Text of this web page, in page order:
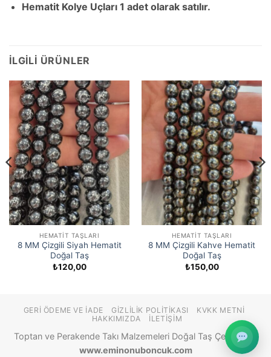
Hematit Kolye Uçları 1 adet olarak satılır.
İLGILI ÜRÜNLER
HEMATIT TAŞLARI
8 MM Çizgili Siyah Hematit
Doğal Taş
₺120,00
HEMATIT TAŞLARI
8 MM Çizgili Kahve Hematit
Doğal Taş
₺150,00
GERI ÖDEME VE İADE GIZLILIK POLITIKASI
KVKK METNI
HAKKIMIZDA
İLETIŞIM
Toptan ve Perakende Takı Malzemeleri Doğal Taş Çeşitleri ©
www.eminonuboncuk.com